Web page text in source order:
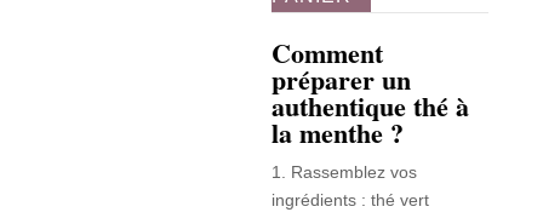
Comment
préparer un
authentique thé à
la menthe ?
1. Rassemblez vos
ingrédients : thé vert